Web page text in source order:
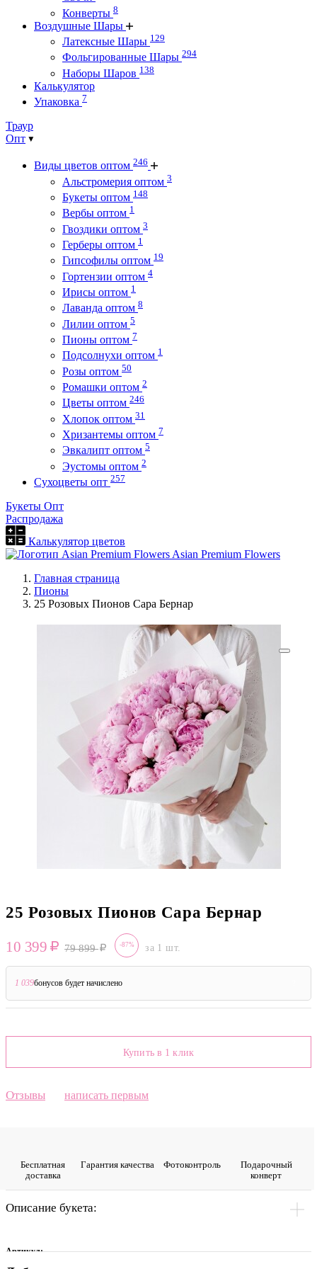
Конверты 8
Воздушные Шары
Латексные Шары 129
Фольгированные Шары 294
Наборы Шаров 138
Калькулятор
Упаковка 7
Траур
Опт
Виды цветов оптом 246
Альстромерия оптом 3
Букеты оптом 148
Вербы оптом 1
Гвоздики оптом 3
Герберы оптом 1
Гипсофилы оптом 19
Гортензии оптом 4
Ирисы оптом 1
Лаванда оптом 8
Лилии оптом 5
Пионы оптом 7
Подсолнухи оптом 1
Розы оптом 50
Ромашки оптом 2
Цветы оптом 246
Хлопок оптом 31
Хризантемы оптом 7
Эвкалипт оптом 5
Эустомы оптом 2
Сухоцветы опт 257
Букеты Опт
Распродажа
Калькулятор цветов
Asian Premium Flowers
Главная страница
Пионы
25 Розовых Пионов Сара Бернар
25 Розовых Пионов Сара Бернар
10 399 79 899 -87% за 1 шт.
1 039бонусов будет начислено
Купить в 1 клик
Отзывы написать первым
Бесплатная
доставка
Гарантия качества Фото­контроль
Подарочный
конверт
Описание букета:
Артикул: